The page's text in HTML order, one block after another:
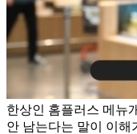
한상인 홈플러스 메뉴
안 남는다는 말이 이해